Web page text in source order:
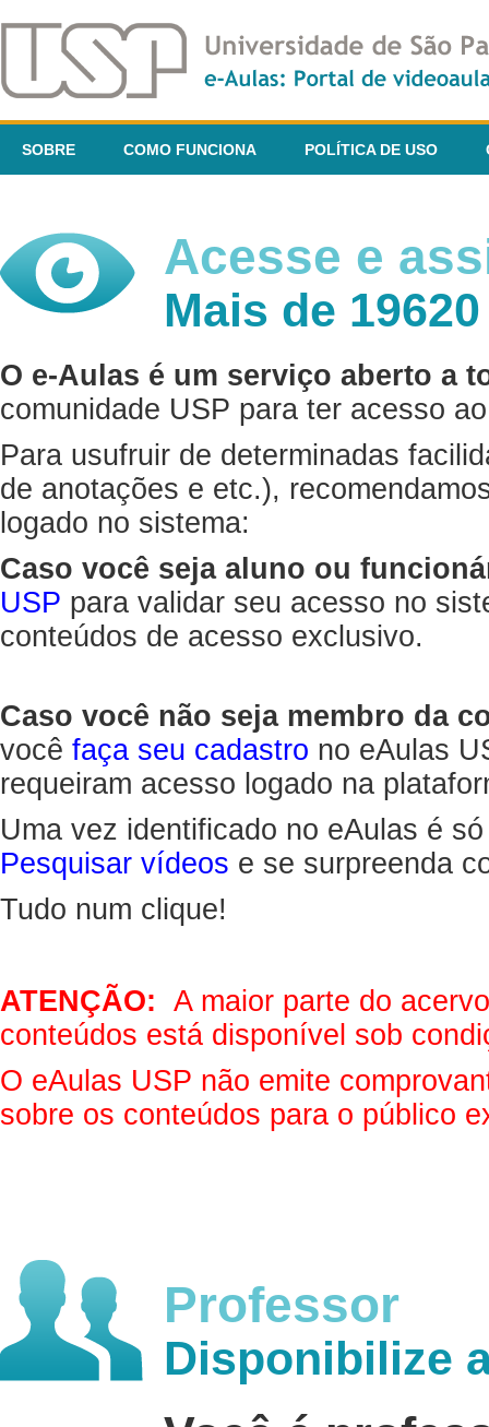
SOBRE COMO FUNCIONA POLÍTICA DE USO
Acesse e
Mais de
O e-Aulas é um serviço aberto a
comunidade USP para ter acesso
Para usufruir de determinadas
de anotações e etc.),
logado no sistema:
Caso você seja aluno ou
USP para validar seu acesso no
conteúdos de acesso exclusivo.
Caso você não seja membro da
você faça seu cadastro no eAulas
requeiram acesso logado na
Uma vez identificado no eAulas é
Pesquisar vídeos e se surpreenda
Tudo num clique!
ATENÇÃO: A maior parte do
conteúdos está disponível sob
O eAulas USP não emite
sobre os conteúdos para o público
Professor
Disponibilize